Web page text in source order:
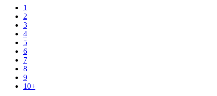
1
2
3
4
5
6
7
8
9
10+